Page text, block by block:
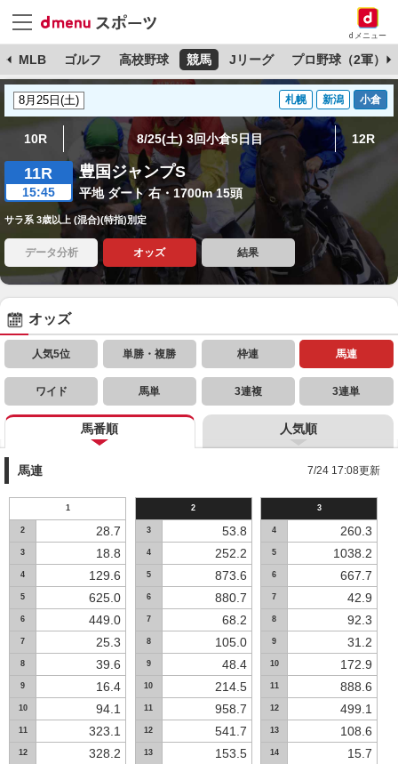
dメニュー
MLB ゴルフ 高校野球 競馬 Jリーグ プロ野球（2軍）
札幌 新潟 小倉
10R 8/25(土) 3回小倉5日目 12R
11R
15:45
豊国ジャンプS
平地 ダート 右・1700m 15頭
サラ系 3歳以上 (混合)(特指)別定
データ分析 オッズ 結果
オッズ
人気5位 単勝・複勝 枠連 馬連
ワイド 馬単 3連複 3連単
馬番順 人気順
馬連 7/24 17:08更新
1
2 28.7
3 18.8
4 129.6
5 625.0
6 449.0
7 25.3
8 39.6
9 16.4
10 94.1
11 323.1
12 328.2
2
3 53.8
4 252.2
5 873.6
6 880.7
7 68.2
8 105.0
9 48.4
10 214.5
11 958.7
12 541.7
13 153.5
3
4 260.3
5 1038.2
6 667.7
7 42.9
8 92.3
9 31.2
10 172.9
11 888.6
12 499.1
13 108.6
14 15.7